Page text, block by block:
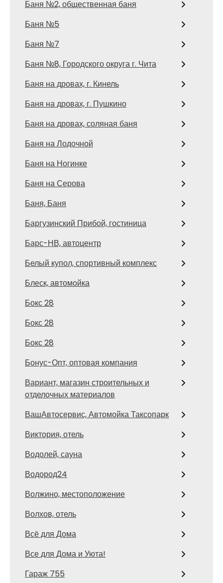
Баня №2, общественная баня
Баня №5
Баня №7
Баня №8, Городского округа г. Чита
Баня на дровах, г. Кинель
Баня на дровах, г. Пушкино
Баня на дровах, соляная баня
Баня на Лодочной
Баня на Ногинке
Баня на Серова
Баня, Баня
Баргузинский Прибой, гостиница
Барс-НВ, автоцентр
Белый купол, спортивный комплекс
Блеск, автомойка
Бокс 28
Бокс 28
Бокс 28
Бонус-Опт, оптовая компания
Вариант, магазин строительных и
отделочных материалов
ВашАвтосервис, Автомойка Таксопарк
Виктория, отель
Водолей, сауна
Водород24
Волжино, местоположение
Волхов, отель
Всё для Дома
Все для Дома и Уюта!
Гараж 755